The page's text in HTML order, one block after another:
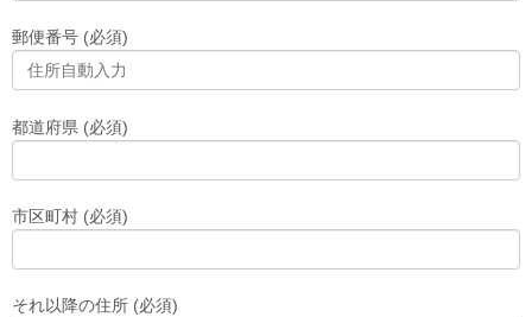
郵便番号 (必須)
都道府県 (必須)
市区町村 (必須)
それ以降の住所 (必須)